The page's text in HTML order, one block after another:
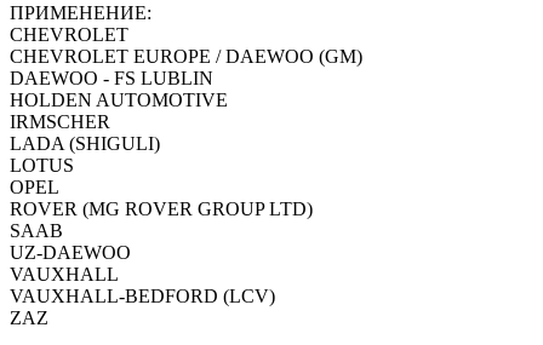
ПРИМЕНЕНИЕ:
CHEVROLET
CHEVROLET EUROPE / DAEWOO (GM)
DAEWOO - FS LUBLIN
HOLDEN AUTOMOTIVE
IRMSCHER
LADA (SHIGULI)
LOTUS
OPEL
ROVER (MG ROVER GROUP LTD)
SAAB
UZ-DAEWOO
VAUXHALL
VAUXHALL-BEDFORD (LCV)
ZAZ